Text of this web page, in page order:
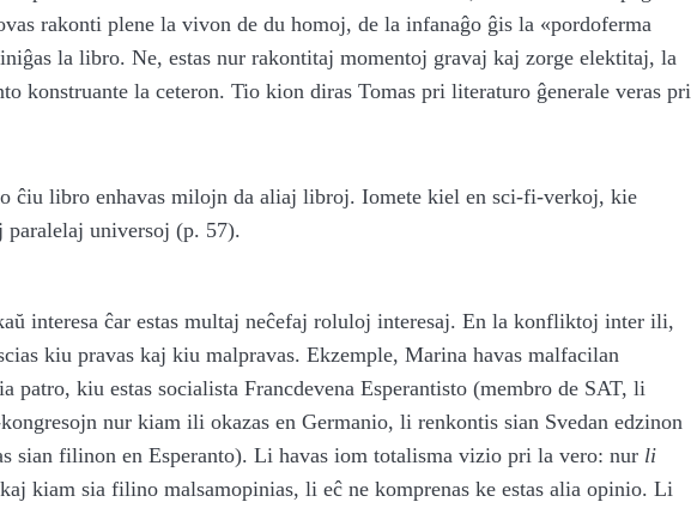
rakonti plene la vivon de du homoj, de la infanaĝo ĝis la «pordoferma
la libro. Ne, estas nur rakontitaj momentoj gravaj kaj zorge elektitaj, la
konstruante la ceteron. Tio kion diras Tomas pri literaturo ĝenerale veras pri
ĉiu libro enhavas milojn da aliaj libroj. Iomete kiel en sci-fi-verkoj, kie
paralelaj universoj (p. 57).
interesa ĉar estas multaj neĉefaj roluloj interesaj. En la konfliktoj inter ili,
kiu pravas kaj kiu malpravas. Ekzemple, Marina havas malfacilan
patro, kiu estas socialista Francdevena Esperantisto (membro de SAT, li
nur kiam ili okazas en Germanio, li renkontis sian Svedan edzinon
sian filinon en Esperanto). Li havas iom totalisma vizio pri la vero: nur li
kiam sia filino malsamopinias, li eĉ ne komprenas ke estas alia opinio. Li